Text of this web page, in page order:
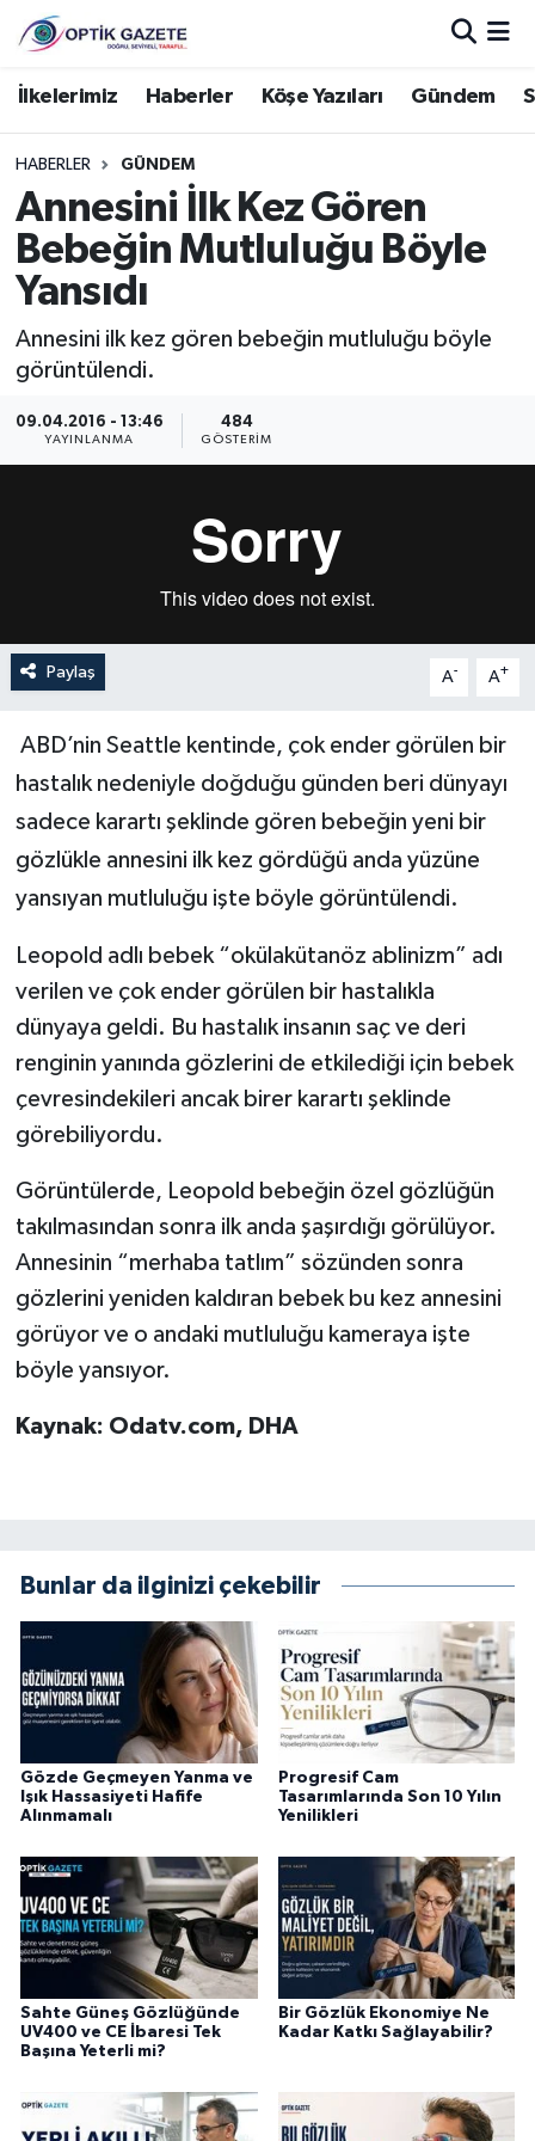
İlkelerimiz Haberler Köşe Yazıları Gündem
HABERLER GÜNDEM
Annesini İlk Kez Gören
Bebeğin Mutluluğu Böyle
Yansıdı
Annesini ilk kez gören bebeğin mutluluğu böyle
görüntülendi.
09.04.2016 - 13:46
YAYINLANMA
484
GÖSTERIM
Paylaş A- A+
ABD’nin Seattle kentinde, çok ender görülen bir
hastalık nedeniyle doğduğu günden beri dünyayı
sadece karartı şeklinde gören bebeğin yeni bir
gözlükle annesini ilk kez gördüğü anda yüzüne
yansıyan mutluluğu işte böyle görüntülendi.
Leopold adlı bebek “okülakütanöz ablinizm” adı
verilen ve çok ender görülen bir hastalıkla
dünyaya geldi. Bu hastalık insanın saç ve deri
renginin yanında gözlerini de etkilediği için bebek
çevresindekileri ancak birer karartı şeklinde
görebiliyordu.
Görüntülerde, Leopold bebeğin özel gözlüğün
takılmasından sonra ilk anda şaşırdığı görülüyor.
Annesinin “merhaba tatlım” sözünden sonra
gözlerini yeniden kaldıran bebek bu kez annesini
görüyor ve o andaki mutluluğu kameraya işte
böyle yansıyor.
Kaynak: Odatv.com, DHA
Bunlar da ilginizi çekebilir
Gözde Geçmeyen Yanma ve
Işık Hassasiyeti Hafife
Alınmamalı
Progresif Cam
Tasarımlarında Son 10 Yılın
Yenilikleri
Sahte Güneş Gözlüğünde
UV400 ve CE İbaresi Tek
Başına Yeterli mi?
Bir Gözlük Ekonomiye Ne
Kadar Katkı Sağlayabilir?
Nöbetçi Eczaneler
Hava Durumu
İstanbul Namaz Vakitleri
Trafik Durumu
Süper Lig Puan Durumu ve Fikstür